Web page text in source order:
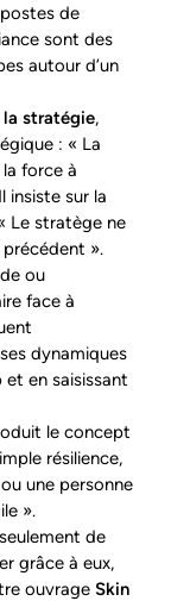
de
sont des
autour d’un
stratégie,
: « La
force à
insiste sur la
Le stratège ne
précédent »​.
ou
face à
dynamiques
en saisissant
le concept
résilience,
une personne
».
de
grâce à eux,
ouvrage Skin